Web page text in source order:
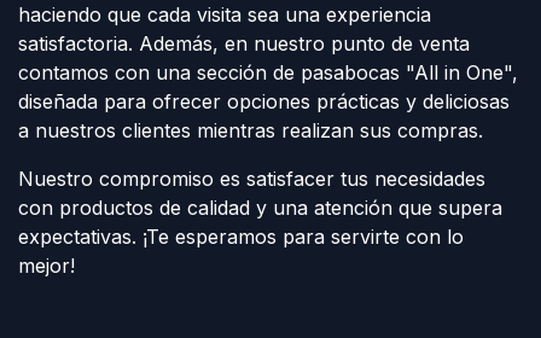
haciendo que cada visita sea una experiencia
satisfactoria. Además, en nuestro punto de venta
contamos con una sección de pasabocas "All in One",
diseñada para ofrecer opciones prácticas y deliciosas
a nuestros clientes mientras realizan sus compras.
Nuestro compromiso es satisfacer tus necesidades
con productos de calidad y una atención que supera
expectativas. ¡Te esperamos para servirte con lo
mejor!